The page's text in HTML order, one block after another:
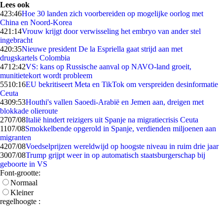
Lees ook
423:46Hoe 30 landen zich voorbereiden op mogelijke oorlog met
China en Noord-Korea
421:14Vrouw krijgt door verwisseling het embryo van ander stel
ingebracht
420:35Nieuwe president De la Espriella gaat strijd aan met
drugskartels Colombia
4712:42VS: kans op Russische aanval op NAVO-land groeit,
munitietekort wordt probleem
5510:16EU bekritiseert Meta en TikTok om verspreiden desinformatie
Ceuta
4309:53Houthi's vallen Saoedi-Arabië en Jemen aan, dreigen met
blokkade olieroute
2707/08Italië hindert reizigers uit Spanje na migratiecrisis Ceuta
1107/08Smokkelbende opgerold in Spanje, verdienden miljoenen aan
migranten
4207/08Voedselprijzen wereldwijd op hoogste niveau in ruim drie jaar
3007/08Trump grijpt weer in op automatisch staatsburgerschap bij
geboorte in VS
Font-grootte:
Normaal
Kleiner
regelhoogte :